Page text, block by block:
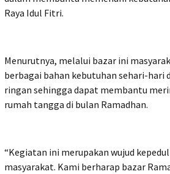
Raya Idul Fitri.
Menurutnya, melalui bazar ini
berbagai bahan kebutuhan sehari-hari
ringan sehingga dapat membantu
rumah tangga di bulan Ramadhan.
“Kegiatan ini merupakan wujud
masyarakat. Kami berharap bazar